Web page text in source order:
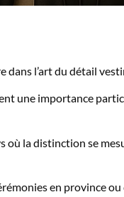
dans l’art du détail
une importance
où la distinction se
en province ou